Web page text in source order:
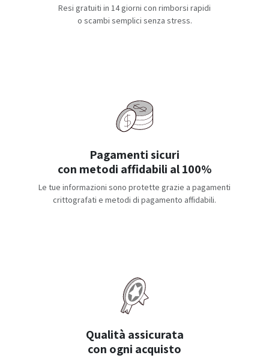
Resi gratuiti in 14 giorni con rimborsi rapidi
o scambi semplici senza stress.
Pagamenti sicuri
con metodi affidabili al 100%
Le tue informazioni sono protette grazie a pagamenti
crittografati e metodi di pagamento affidabili.
Qualità assicurata
con ogni acquisto